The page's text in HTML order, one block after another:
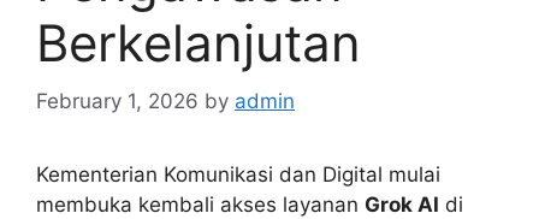
Berkelanjutan
February 1, 2026 by admin
Kementerian Komunikasi dan Digital mulai
membuka kembali akses layanan Grok AI di